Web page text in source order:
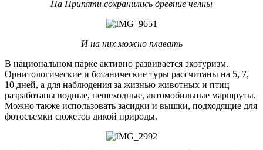
На Припяти сохранились древние челны
И на них можно плавать
В национальном парке активно развивается экотуризм.
Орнитологические и ботанические туры рассчитаны на 5, 7,
10 дней, а для наблюдения за жизнью животных и птиц
разработаны водные, пешеходные, автомобильные маршруты.
Можно также использовать засидки и вышки, подходящие для
фотосъемки сюжетов дикой природы.